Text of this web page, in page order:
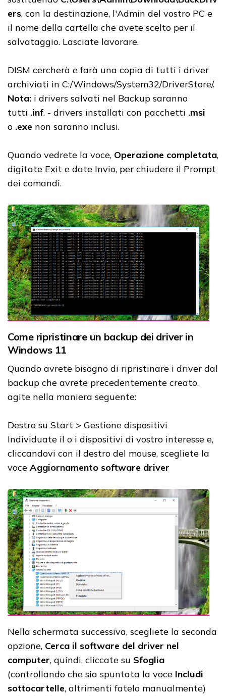
ers, con la destinazione, l'Admin del vostro PC e
il nome della cartella che avete scelto per il
salvataggio. Lasciate lavorare.
DISM cercherà e farà una copia di tutti i driver
archiviati in C:/Windows/System32/DriverStore/.
Nota: i drivers salvati nel Backup saranno
tutti .inf. - drivers installati con pacchetti .msi
o .exe non saranno inclusi.
Quando vedrete la voce, Operazione completata,
digitate Exit e date Invio, per chiudere il Prompt
dei comandi.
Come ripristinare un backup dei driver in
Windows 11
Quando avrete bisogno di ripristinare i driver dal
backup che avrete precedentemente creato,
agite nella maniera seguente:
Destro su Start > Gestione dispositivi
Individuate il o i dispositivi di vostro interesse e,
cliccandovi con il destro del mouse, scegliete la
voce Aggiornamento software driver
Nella schermata successiva, scegliete la seconda
opzione, Cerca il software del driver nel
computer, quindi, cliccate su Sfoglia
(controllando che sia spuntata la voce Includi
sottocartelle, altrimenti fatelo manualmente)